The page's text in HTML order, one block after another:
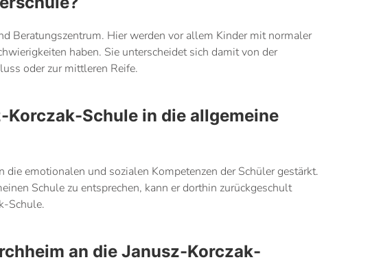
Beratungszentrum. Hier werden vor allem Kinder mit normaler
haben. Sie unterscheidet sich damit von der
oder zur mittleren Reife.
Korczak-Schule in die allgemeine
emotionalen und sozialen Kompetenzen der Schüler gestärkt.
Schule zu entsprechen, kann er dorthin zurückgeschult
Schule.
an die Janusz-Korczak-